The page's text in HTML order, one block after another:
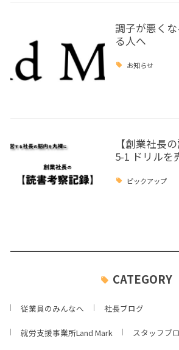
調子が悪く
る人へ
お知らせ
【創業社長
5-1 ドリル
ピックアップ
CATEGORY
従業員のみんなへ 社長ブログ
就労支援事業所Land Mark スタッフブ